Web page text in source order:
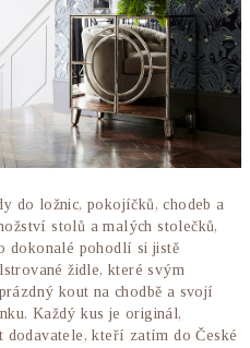
do ložnic, pokojíčků, chodeb a
stolů a malých stolečků,
dokonalé pohodlí si jistě
židle, které svým
kout na chodbě a svojí
Každý kus je originál,
dodavatele, kteří zatím do České